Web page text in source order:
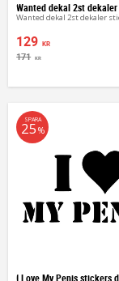
129 KR
171 KR
SPARA
25 %